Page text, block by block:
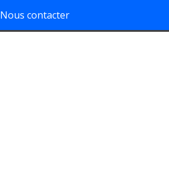
Nous contacter